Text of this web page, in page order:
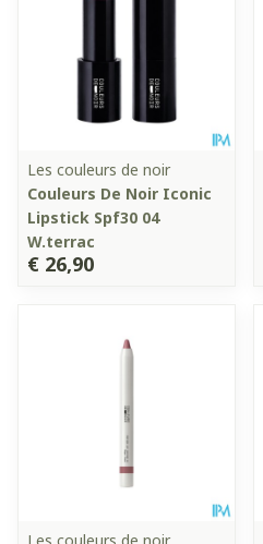
Les couleurs de noir
Couleurs De Noir Iconic
Lipstick Spf30 04
W.terrac
€ 26,90